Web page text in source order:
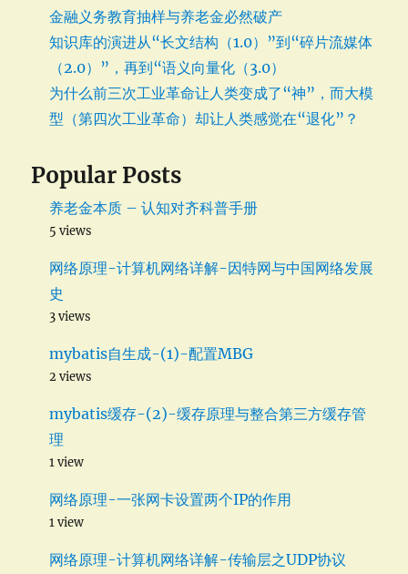
金融义务教育抽样与养老金必然破产
知识库的演进从“长文结构（1.0）”到“碎片流媒体
（2.0）”，再到“语义向量化（3.0）
为什么前三次工业革命让人类变成了“神”，而大模
型（第四次工业革命）却让人类感觉在“退化”？
Popular Posts
养老金本质 – 认知对齐科普手册
5 views
网络原理-计算机网络详解-因特网与中国网络发展
史
3 views
mybatis自生成-(1)-配置MBG
2 views
mybatis缓存-(2)-缓存原理与整合第三方缓存管
理
1 view
网络原理-一张网卡设置两个IP的作用
1 view
网络原理-计算机网络详解-传输层之UDP协议